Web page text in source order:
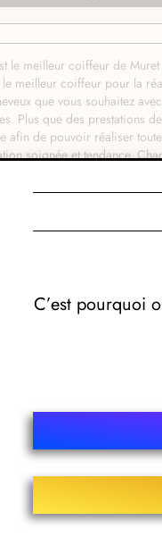
le meilleur coiffeur de
meilleur coiffeur pour la
que vous souhaitez
Plus que des prestations
afin de pouvoir réaliser
soignée et tendance.
ou des prestations
plaisir. Afin de vous
et shampoings de
partage avec vous.
cheveux au quotidien afin
qui vous fait de l’oeil,
B
C’est pourquoi